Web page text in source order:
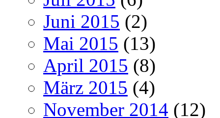
Juni 2015 (2)
Mai 2015 (13)
April 2015 (8)
März 2015 (4)
November 2014 (12)